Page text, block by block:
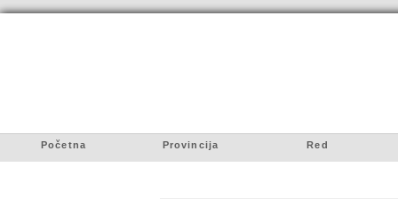
Početna Provincija Red